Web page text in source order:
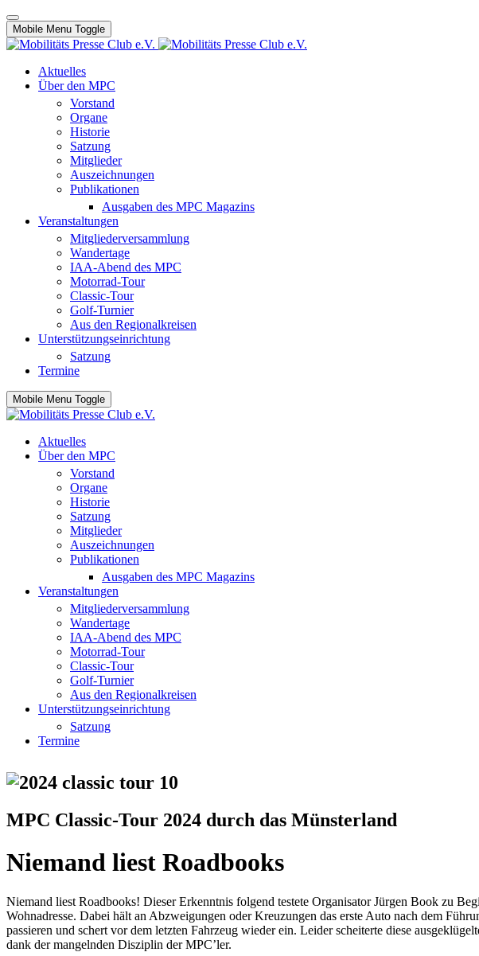
Mobile Menu Toggle
Aktuelles
Über den MPC
Vorstand
Organe
Historie
Satzung
Mitglieder
Auszeichnungen
Publikationen
Ausgaben des MPC Magazins
Veranstaltungen
Mitgliederversammlung
Wandertage
IAA-Abend des MPC
Motorrad-Tour
Classic-Tour
Golf-Turnier
Aus den Regionalkreisen
Unterstützungseinrichtung
Satzung
Termine
Mobile Menu Toggle
Aktuelles
Über den MPC
Vorstand
Organe
Historie
Satzung
Mitglieder
Auszeichnungen
Publikationen
Ausgaben des MPC Magazins
Veranstaltungen
Mitgliederversammlung
Wandertage
IAA-Abend des MPC
Motorrad-Tour
Classic-Tour
Golf-Turnier
Aus den Regionalkreisen
Unterstützungseinrichtung
Satzung
Termine
MPC Classic-Tour 2024 durch das Münsterland
Niemand liest Roadbooks
Niemand liest Roadbooks! Dieser Erkenntnis folgend testete Organisator Jürgen Book zu
Wohnadresse. Dabei hält an Abzweigungen oder Kreuzungen das erste Auto nach dem
passieren und schert vor dem letzten Fahrzeug wieder ein. Leider scheiterte diese
dank der mangelnden Disziplin der MPC’ler.